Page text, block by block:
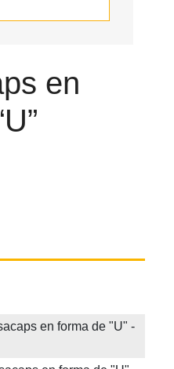
en
en forma de "U" -